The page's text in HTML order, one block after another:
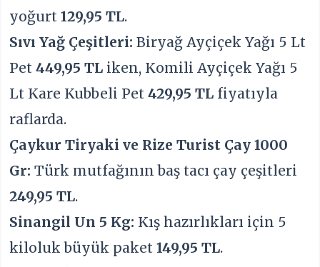
yoğurt129,95 TL.
Sıvı Yağ Çeşitleri: Biryağ Ayçiçek Yağı 5 Lt
Pet449,95 TL iken, Komili Ayçiçek Yağı 5
Lt Kare Kubbeli Pet429,95 TL fiyatıyla
raflarda.
Çaykur Tiryaki ve Rize Turist Çay 1000
Gr: Türk mutfağının baş tacı çay çeşitleri
249,95 TL.
Sinangil Un 5 Kg: Kış hazırlıkları için 5
kiloluk büyük paket149,95 TL.